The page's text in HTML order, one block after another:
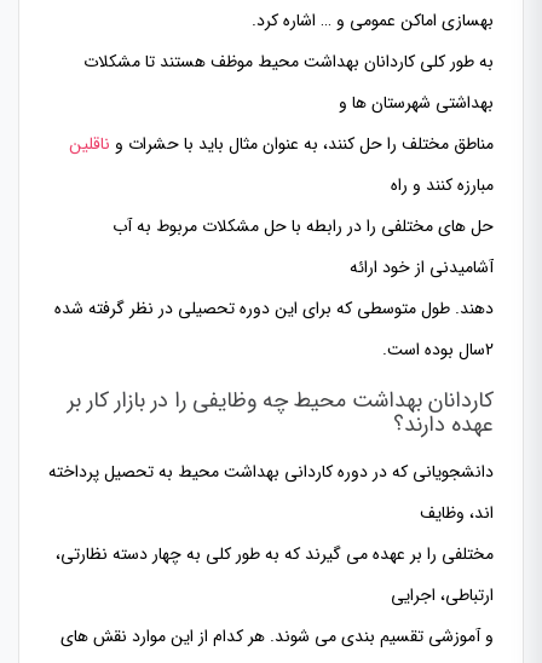
بهسازی اماکن عمومی و … اشاره کرد.
به طور کلی کاردانان بهداشت محیط موظف هستند تا مشکلات
بهداشتی شهرستان ها و
مناطق مختلف را حل کنند، به عنوان مثال باید با حشرات و ناقلین
مبارزه کنند و راه
حل های مختلفی را در رابطه با حل مشکلات مربوط به آب
آشامیدنی از خود ارائه
دهند. طول متوسطی که برای این دوره تحصیلی در نظر گرفته شده
2سال بوده است.
کاردانان بهداشت محیط چه وظایفی را در بازار کار بر
عهده دارند؟
دانشجویانی که در دوره کاردانی بهداشت محیط به تحصیل پرداخته
اند، وظایف
مختلفی را بر عهده می گیرند که به طور کلی به چهار دسته نظارتی،
ارتباطی، اجرایی
و آموزشی تقسیم بندی می شوند. هر کدام از این موارد نقش های